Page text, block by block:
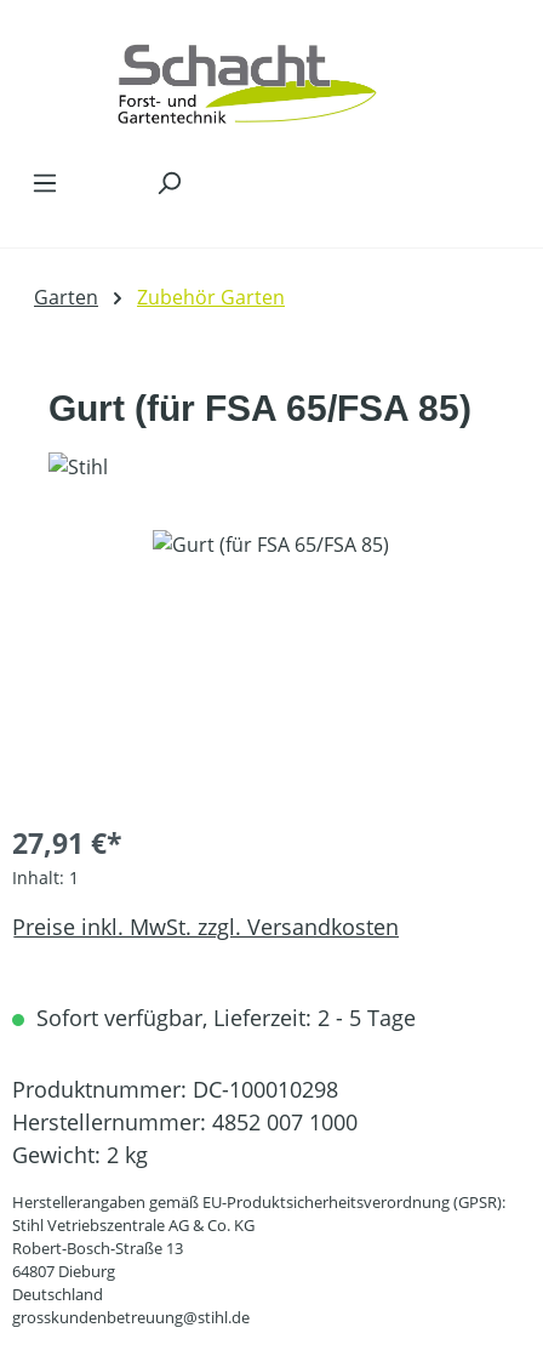
Garten Zubehör Garten
Gurt (für FSA 65/FSA 85)
Bildergalerie überspringen
27,91 €*
Inhalt: 1
Preise inkl. MwSt. zzgl. Versandkosten
Sofort verfügbar, Lieferzeit: 2 - 5 Tage
Produktnummer: DC-100010298
Herstellernummer: 4852 007 1000
Gewicht: 2 kg
Herstellerangaben gemäß EU-Produktsicherheitsverordnung (GPSR):
Stihl Vetriebszentrale AG & Co. KG
Robert-Bosch-Straße 13
64807 Dieburg
Deutschland
grosskundenbetreuung@stihl.de